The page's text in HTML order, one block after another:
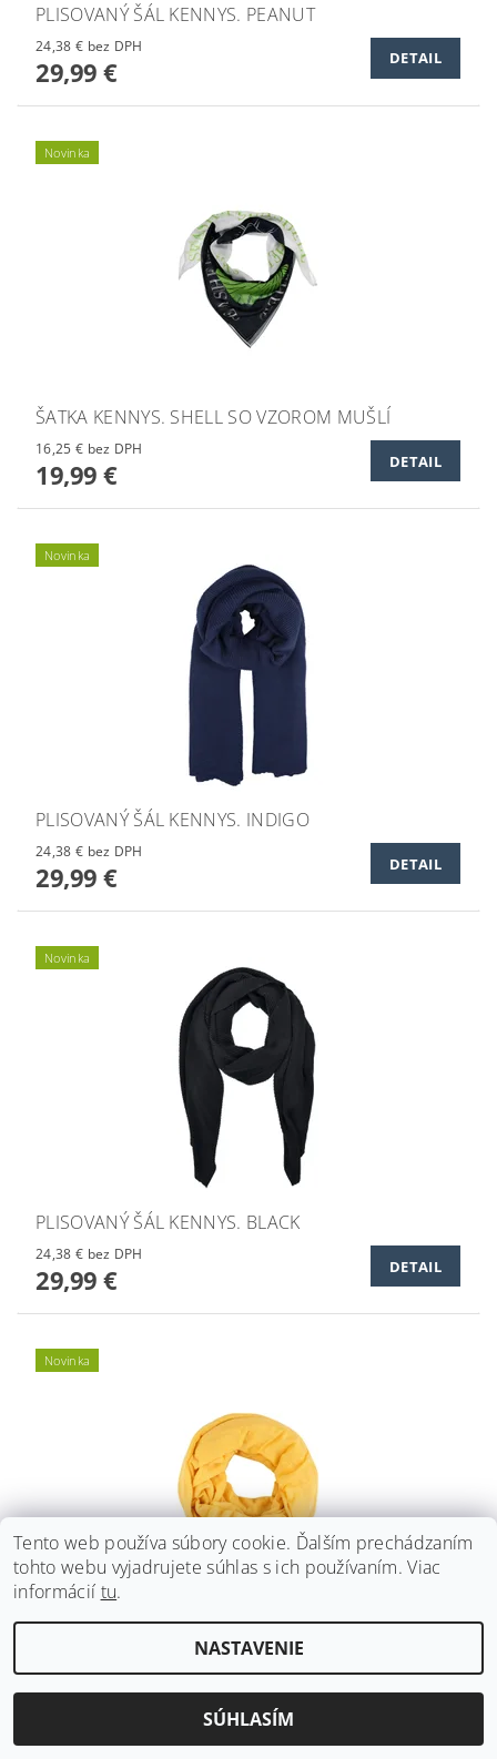
PLISOVANÝ ŠÁL KENNYS. PEANUT
24,38 € bez DPH
29,99 € DETAIL
Novinka
ŠATKA KENNYS. SHELL SO VZOROM MUŠLÍ
16,25 € bez DPH
19,99 € DETAIL
Novinka
PLISOVANÝ ŠÁL KENNYS. INDIGO
24,38 € bez DPH
29,99 € DETAIL
Novinka
PLISOVANÝ ŠÁL KENNYS. BLACK
24,38 € bez DPH
29,99 € DETAIL
Novinka
SLUČKOVÝ ŠÁL KENNY S. CORN
14,99 € DETAIL
Tento web používa súbory cookie. Ďalším prechádzaním
tohto webu vyjadrujete súhlas s ich používaním. Viac
informácií tu.
NASTAVENIE
SÚHLASÍM